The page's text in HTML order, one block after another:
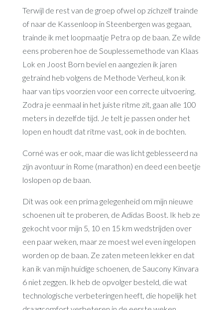
Terwijl de rest van de groep ofwel op zichzelf trainde
of naar de Kassenloop in Steenbergen was gegaan,
trainde ik met loopmaatje Petra op de baan. Ze wilde
eens proberen hoe de Souplessemethode van Klaas
Lok en Joost Born beviel en aangezien ik jaren
getraind heb volgens de Methode Verheul, kon ik
haar van tips voorzien voor een correcte uitvoering.
Zodra je eenmaal in het juiste ritme zit, gaan alle 100
meters in dezelfde tijd. Je telt je passen onder het
lopen en houdt dat ritme vast, ook in de bochten.
Corné was er ook, maar die was licht geblesseerd na
zijn avontuur in Rome (marathon) en deed een beetje
loslopen op de baan.
Dit was ook een prima gelegenheid om mijn nieuwe
schoenen uit te proberen, de Adidas Boost. Ik heb ze
gekocht voor mijn 5, 10 en 15 km wedstrijden over
een paar weken, maar ze moest wel even ingelopen
worden op de baan. Ze zaten meteen lekker en dat
kan ik van mijn huidige schoenen, de Saucony Kinvara
6 niet zeggen. Ik heb de opvolger besteld, die wat
technologische verbeteringen heeft, die hopelijk het